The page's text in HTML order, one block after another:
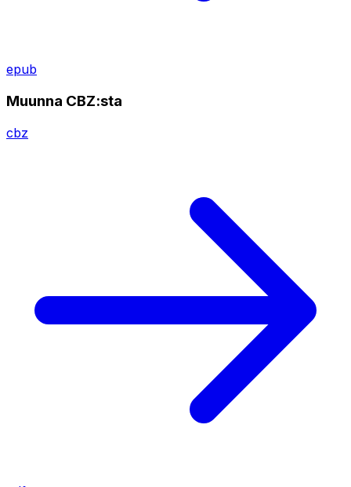
epub
Muunna CBZ:sta
cbz